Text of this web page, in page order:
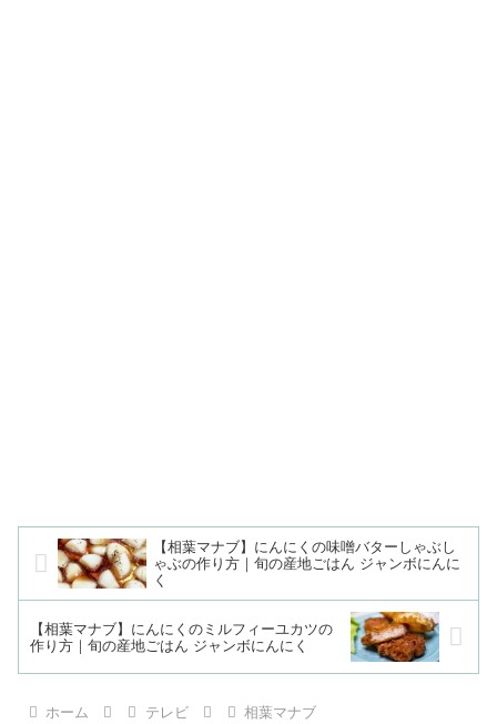
【相葉マナブ】にんにくの味噌バターしゃぶし
ゃぶの作り方｜旬の産地ごはん ジャンボにんに
く
【相葉マナブ】にんにくのミルフィーユカツの
作り方｜旬の産地ごはん ジャンボにんにく
ホーム テレビ 相葉マナブ